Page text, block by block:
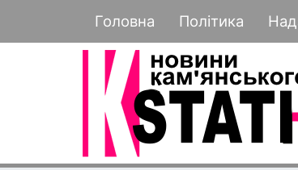
Основная
Головна Політика